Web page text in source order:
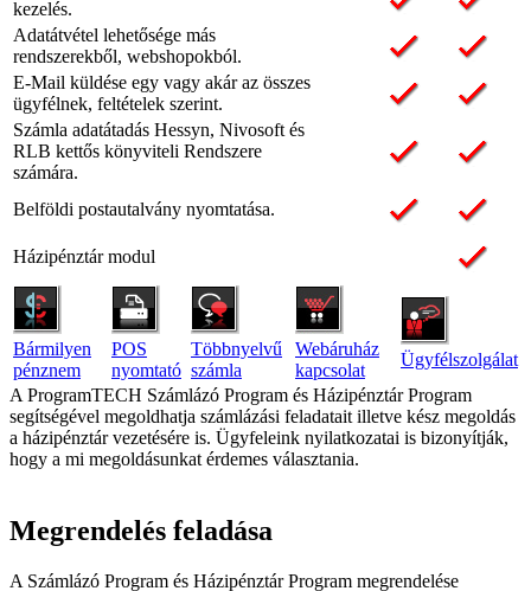
kezelés.
Adatátvétel lehetősége más
rendszerekből, webshopokból.
E-Mail küldése egy vagy akár az összes
ügyfélnek, feltételek szerint.
Számla adatátadás Hessyn, Nivosoft és
RLB kettős könyviteli Rendszere
számára.
Belföldi postautalvány nyomtatása.
Házipénztár modul
Bármilyen
pénznem
POS
nyomtató
Többnyelvű
számla
Webáruház
kapcsolat
Ügyfélszolgálat
A ProgramTECH Számlázó Program és Házipénztár Program
segítségével megoldhatja számlázási feladatait illetve kész megoldás
a házipénztár vezetésére is. Ügyfeleink nyilatkozatai is bizonyítják,
hogy a mi megoldásunkat érdemes választania.
Megrendelés feladása
A Számlázó Program és Házipénztár Program megrendelése